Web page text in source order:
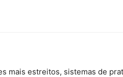
mais estreitos, sistemas de